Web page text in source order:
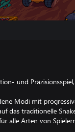
und
Modi mit
das traditionelle
alle Arten von